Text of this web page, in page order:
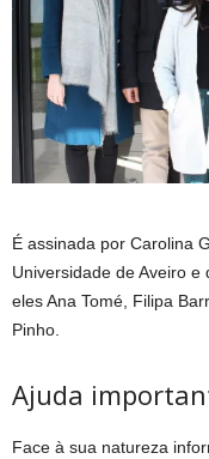
É assinada por Carolina
Universidade de Aveiro
eles Ana Tomé, Filipa
Pinho.
Ajuda
Face à sua natureza